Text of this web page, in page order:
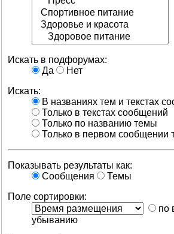
Искать в подфорумах:
Да
Нет
Искать:
В названиях тем и текстах
Только в текстах сообщений
Только по названию темы
Только в первом сообщении
Показывать результаты как:
Сообщения
Темы
Поле сортировки:
по
убыванию